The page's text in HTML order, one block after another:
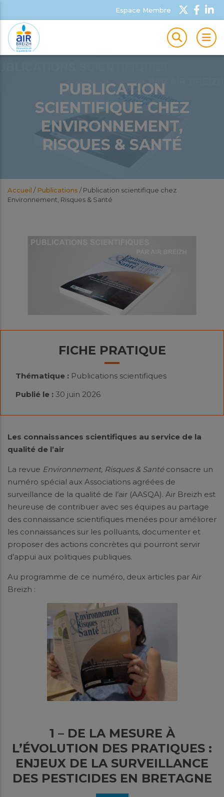
Espace Membre
PUBLICATION
SCIENTIFIQUE CHEZ
ENVIRONNEMENT,
RISQUES & SANTÉ
Accueil /Publications /Publication scientifique chez
Environnement, Risques & Santé
FICHE PRATIQUE
Thématique : Publications scientifiques
Publié le : 30 juin 2026
Les connaissances scientifiques au service de la
qualité de l’air
La revue Environnement, Risques & Santéconsacre un
numéro spécial aux Associations agréées de
surveillance de la qualité de l’air (AASQA). Air Breizh est
heureuse de contribuer avec ses équipes au partage
des connaissance scientifiques menées pour améliorer
les connaissances sur les polluants, documenter et
proposer des actions concrètes qui pourront servir
d’appui aux politiques publiques.
Au programme de ce numéro, deux articles par Air
Breizh :
1 – DE LA MESURE À
L’ÉVOLUTION DES PRATIQUES :
ENJEUX DE LA SURVEILLANCE
DES PESTICIDES EN BRETAGNE